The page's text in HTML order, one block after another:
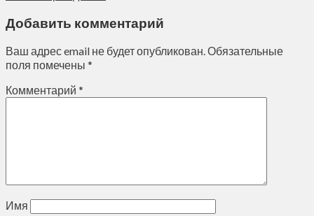
Добавить комментарий
Ваш адрес email не будет опубликован.Обязательные
поля помечены *
Комментарий *
Имя